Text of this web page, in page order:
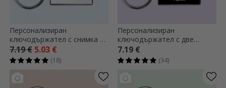
Персонализиран
ключодържател с снимка и
послание
7.19 € 5.03 €
(18)
Персонализиран
ключодържател с две
квадратни снимки и текст
7.19 €
(34)